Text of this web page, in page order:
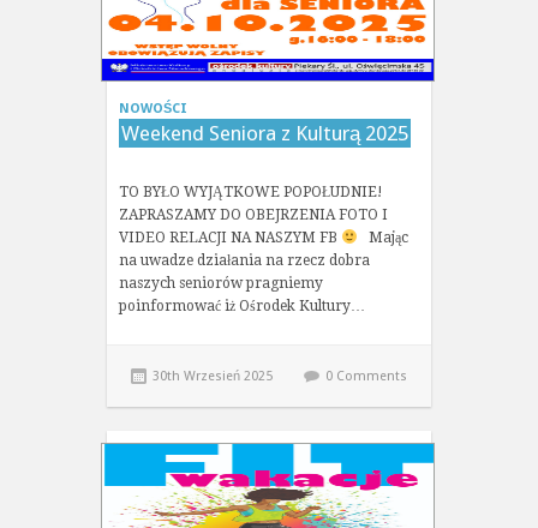
NOWOŚCI
Weekend Seniora z Kulturą 2025
TO BYŁO WYJĄTKOWE POPOŁUDNIE!
ZAPRASZAMY DO OBEJRZENIA FOTO I
VIDEO RELACJI NA NASZYM FB
Mając
na uwadze działania na rzecz dobra
naszych seniorów pragniemy
poinformować iż Ośrodek Kultury…
30th Wrzesień 2025 0 Comments